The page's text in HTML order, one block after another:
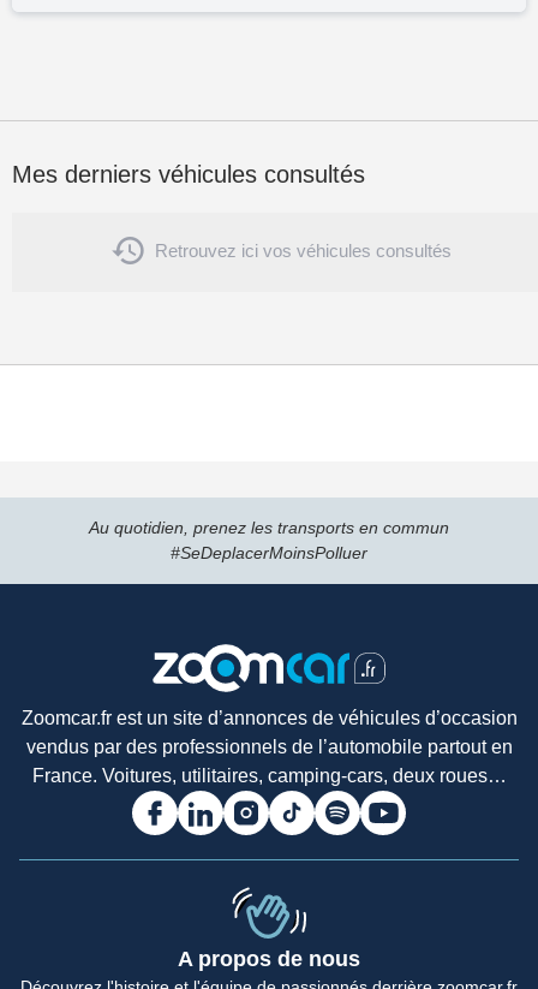
Mes derniers véhicules consultés
 Retrouvez ici vos véhicules consultés
Au quotidien, prenez les transports en commun
#SeDeplacerMoinsPolluer
Zoomcar.fr est un site d’annonces de véhicules d’occasion
vendus par des professionnels de l’automobile partout en
France. Voitures, utilitaires, camping-cars, deux roues…
A propos de nous